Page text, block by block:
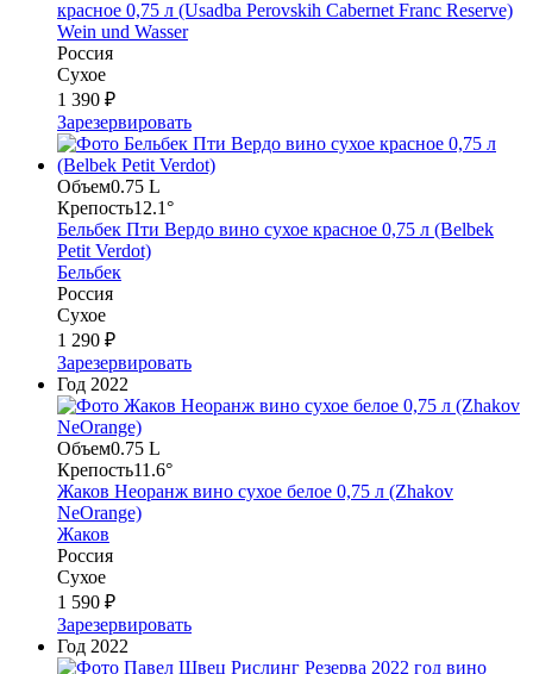
красное 0,75 л (Usadba Perovskih Cabernet Franc Reserve)
Wein und Wasser
Россия
Сухое
1 390 ₽
Зарезервировать
Объем0.75 L
Крепость12.1°
Бельбек Пти Вердо вино сухое красное 0,75 л (Belbek
Petit Verdot)
Бельбек
Россия
Сухое
1 290 ₽
Зарезервировать
Год 2022
Объем0.75 L
Крепость11.6°
Жаков Неоранж вино сухое белое 0,75 л (Zhakov
NeOrange)
Жаков
Россия
Сухое
1 590 ₽
Зарезервировать
Год 2022